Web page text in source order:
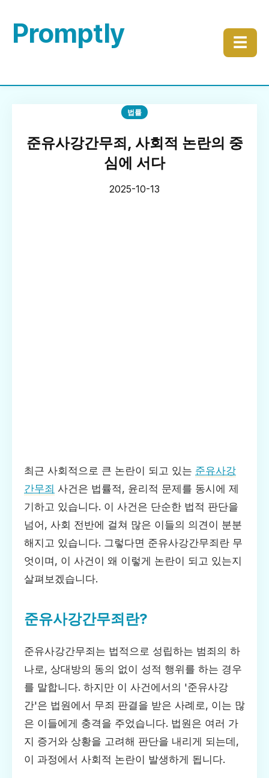
Promptly ☰
법률
준유사강간무죄, 사회적 논란의 중
심에 서다
2025-10-13
최근 사회적으로 큰 논란이 되고 있는 준유사강
간무죄 사건은 법률적, 윤리적 문제를 동시에 제
기하고 있습니다. 이 사건은 단순한 법적 판단을
넘어, 사회 전반에 걸쳐 많은 이들의 의견이 분분
해지고 있습니다. 그렇다면 준유사강간무죄란 무
엇이며, 이 사건이 왜 이렇게 논란이 되고 있는지
살펴보겠습니다.
준유사강간무죄란?
준유사강간무죄는 법적으로 성립하는 범죄의 하
나로, 상대방의 동의 없이 성적 행위를 하는 경우
를 말합니다. 하지만 이 사건에서의 '준유사강
간'은 법원에서 무죄 판결을 받은 사례로, 이는 많
은 이들에게 충격을 주었습니다. 법원은 여러 가
지 증거와 상황을 고려해 판단을 내리게 되는데,
이 과정에서 사회적 논란이 발생하게 됩니다.